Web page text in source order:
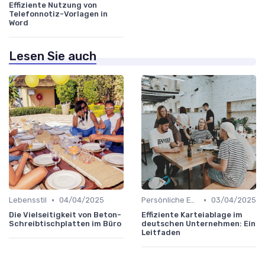
Effiziente Nutzung von
Telefonnotiz-Vorlagen in
Word
Lesen Sie auch
Lebensstil • 04/04/2025
Die Vielseitigkeit von Beton-
Schreibtischplatten im Büro
Persönliche Entwicklung • 03/04/2025
Effiziente Karteiablage im
deutschen Unternehmen: Ein
Leitfaden